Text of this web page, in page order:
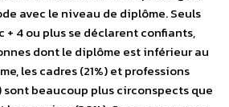
avec le niveau de diplôme. Seuls
+ 4 ou plus se déclarent confiants,
dont le diplôme est inférieur au
les cadres (21%) et professions
beaucoup plus circonspects que